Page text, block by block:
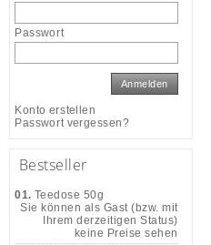
Passwort
Anmelden
Konto erstellen
Passwort vergessen?
Bestseller
01. Teedose 50g
Sie können als Gast (bzw. mit
Ihrem derzeitigen Status)
keine Preise sehen